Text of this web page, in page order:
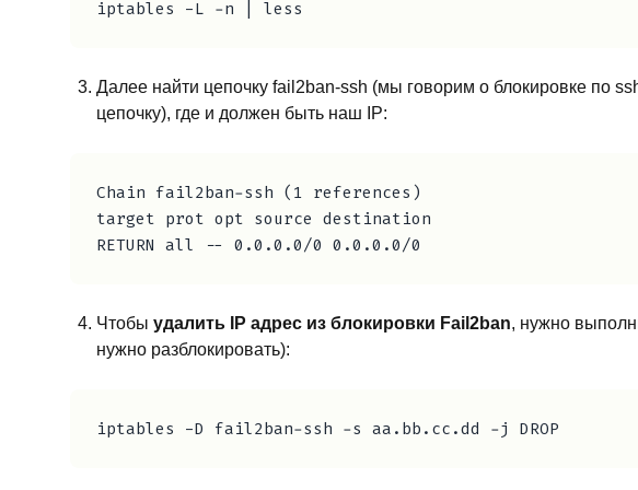
Далее найти цепочку fail2ban-ssh (мы говорим о блокировке по
цепочку), где и должен быть наш IP:
Chain fail2ban-ssh (1 references)
target prot opt source destination
Чтобы удалить IP адрес из блокировки Fail2ban, нужно
нужно разблокировать):